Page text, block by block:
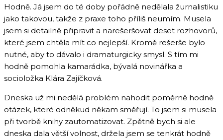
Hodně. Já jsem do té doby pořádně nedělala žurnalistiku
jako takovou, takže z praxe toho příliš neumím. Musela
jsem si detailně připravit a narešeršovat deset rozhovorů,
které jsem chtěla mít co nejlepší. Kromě rešerše bylo
nutné, aby to dávalo i dramaturgicky smysl. S tím mi
hodně pomohla kamarádka, bývalá novinářka a
socioložka Klára Zajíčková.
Dneska už mi nedělá problém nahodit poměrně hodně
otázek, které odněkud někam směřují. To jsem si musela
při tvorbě knihy zautomatizovat. Zpětně bych si ale
dneska dala větší volnost, držela jsem se tenkrát hodně